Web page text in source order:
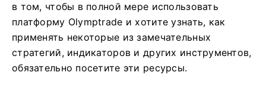
в том, чтобы в полной мере использовать
платформу Olymptrade и хотите узнать, как
применять некоторые из замечательных
стратегий, индикаторов и других инструментов,
обязательно посетите эти ресурсы.